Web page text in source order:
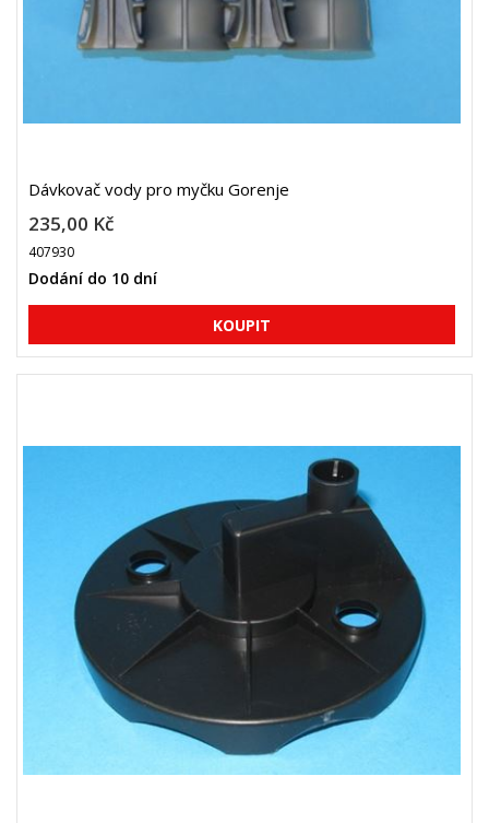
Dávkovač vody pro myčku Gorenje
235,00 Kč
407930
Dodání do 10 dní